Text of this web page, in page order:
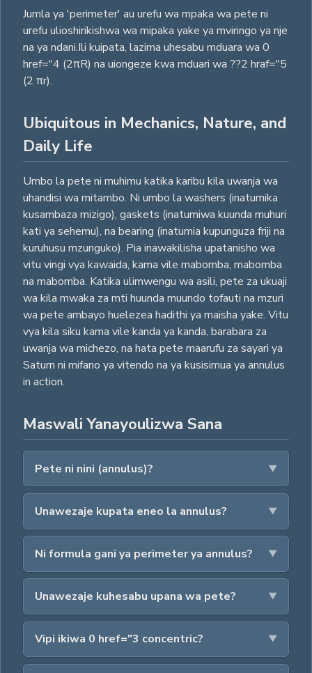
Jumla ya 'perimeter' au urefu wa mpaka wa pete ni
urefu ulioshirikishwa wa mipaka yake ya mviringo ya nje
na ya ndani.Ili kuipata, lazima uhesabu mduara wa 0
href="4 (2πR) na uiongeze kwa mduari wa ??2 hraf="5
(2 πr).
Ubiquitous in Mechanics, Nature, and
Daily Life
Umbo la pete ni muhimu katika karibu kila uwanja wa
uhandisi wa mitambo. Ni umbo la washers (inatumika
kusambaza mizigo), gaskets (inatumiwa kuunda muhuri
kati ya sehemu), na bearing (inatumia kupunguza friji na
kuruhusu mzunguko). Pia inawakilisha upatanisho wa
vitu vingi vya kawaida, kama vile mabomba, mabomba
na mabomba. Katika ulimwengu wa asili, pete za ukuaji
wa kila mwaka za mti huunda muundo tofauti na mzuri
wa pete ambayo huelezea hadithi ya maisha yake. Vitu
vya kila siku kama vile kanda ya kanda, barabara za
uwanja wa michezo, na hata pete maarufu za sayari ya
Saturn ni mifano ya vitendo na ya kusisimua ya annulus
in action.
Maswali Yanayoulizwa Sana
Pete ni nini (annulus)?
Unawezaje kupata eneo la annulus?
Ni formula gani ya perimeter ya annulus?
Unawezaje kuhesabu upana wa pete?
Vipi ikiwa 0 href="3 concentric?